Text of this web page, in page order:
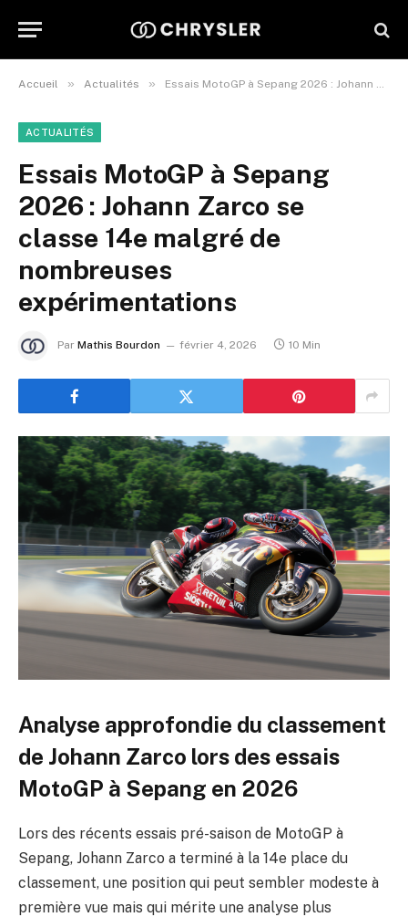
Accueil » Actualités » Essais MotoGP à Sepang 2026 : Johann Zarco se classe 14e malgré de nombreuses expérimentations
ACTUALITÉS
Essais MotoGP à Sepang
2026 : Johann Zarco se
classe 14e malgré de
nombreuses
expérimentations
Par Mathis Bourdon février 4, 2026 10 Min
Analyse approfondie du classement
de Johann Zarco lors des essais
MotoGP à Sepang en 2026
Lors des récents essais pré-saison de MotoGP à
Sepang, Johann Zarco a terminé à la 14e place du
classement, une position qui peut sembler modeste à
première vue mais qui mérite une analyse plus